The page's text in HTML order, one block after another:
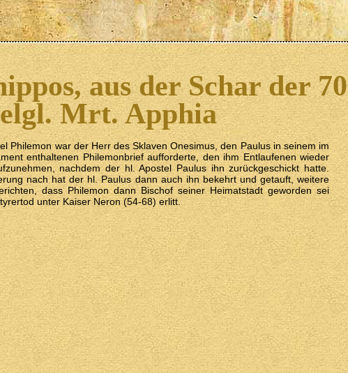
aus der Schar der 70
Mrt. Apphia
Philemon war der Herr des Sklaven Onesimus, den Paulus in seinem im
enthaltenen Philemonbrief aufforderte, den ihm Entlaufenen wieder
nachdem der hl. Apostel Paulus ihn zurückgeschickt hatte.
nach hat der hl. Paulus dann auch ihn bekehrt und getauft, weitere
dass Philemon dann Bischof seiner Heimatstadt geworden sei
unter Kaiser Neron (54-68) erlitt.